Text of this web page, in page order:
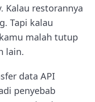
Kalau restorannya
Tapi kalau
malah tutup
lain.
data API
penyebab